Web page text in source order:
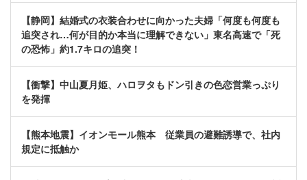
【静岡】結婚式の衣装合わせに向かった夫婦「何度も何度も
追突され…何が目的か本当に理解できない」東名高速で「死
の恐怖」約1.7キロの追突！
【衝撃】中山夏月姫、ハロヲタもドン引きの色恋営業っぷり
を発揮
【熊本地震】イオンモール熊本 従業員の避難誘導で、社内
規定に抵触か